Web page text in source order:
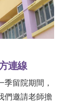
連線
留院期間，
們邀請老師擔